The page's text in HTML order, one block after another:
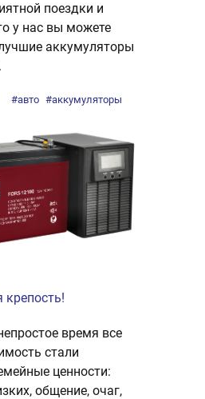
поездки и
у нас вы можете
аккумуляторы
#авто #аккумуляторы
время все
стали
ценности:
общение, очаг,